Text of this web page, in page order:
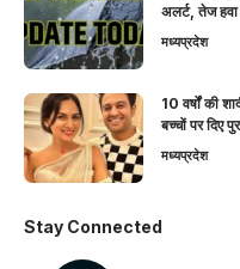
अलर्ट, तेज हवा
मध्यप्रदेश
10 वर्षों की
बच्चों पर दिए
मध्यप्रदेश
Stay Connected